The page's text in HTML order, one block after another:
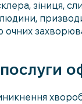
зіниця,
людини,
очних
хвороб